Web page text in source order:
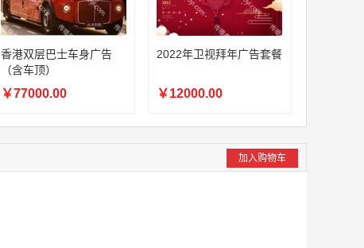
香港双层巴士车身广告
（含车顶）
￥77000.00
2022年卫视拜年广告套餐
￥12000.00
加入购物车